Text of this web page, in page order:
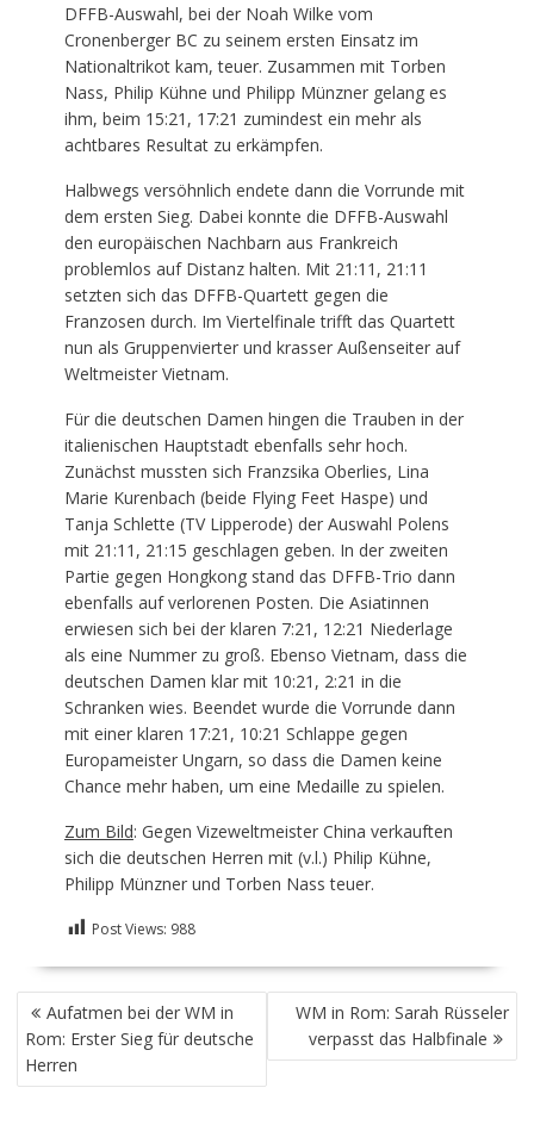
DFFB-Auswahl, bei der Noah Wilke vom
Cronenberger BC zu seinem ersten Einsatz im
Nationaltrikot kam, teuer. Zusammen mit Torben
Nass, Philip Kühne und Philipp Münzner gelang es
ihm, beim 15:21, 17:21 zumindest ein mehr als
achtbares Resultat zu erkämpfen.
Halbwegs versöhnlich endete dann die Vorrunde mit
dem ersten Sieg. Dabei konnte die DFFB-Auswahl
den europäischen Nachbarn aus Frankreich
problemlos auf Distanz halten. Mit 21:11, 21:11
setzten sich das DFFB-Quartett gegen die
Franzosen durch. Im Viertelfinale trifft das Quartett
nun als Gruppenvierter und krasser Außenseiter auf
Weltmeister Vietnam.
Für die deutschen Damen hingen die Trauben in der
italienischen Hauptstadt ebenfalls sehr hoch.
Zunächst mussten sich Franzsika Oberlies, Lina
Marie Kurenbach (beide Flying Feet Haspe) und
Tanja Schlette (TV Lipperode) der Auswahl Polens
mit 21:11, 21:15 geschlagen geben. In der zweiten
Partie gegen Hongkong stand das DFFB-Trio dann
ebenfalls auf verlorenen Posten. Die Asiatinnen
erwiesen sich bei der klaren 7:21, 12:21 Niederlage
als eine Nummer zu groß. Ebenso Vietnam, dass die
deutschen Damen klar mit 10:21, 2:21 in die
Schranken wies. Beendet wurde die Vorrunde dann
mit einer klaren 17:21, 10:21 Schlappe gegen
Europameister Ungarn, so dass die Damen keine
Chance mehr haben, um eine Medaille zu spielen.
Zum Bild: Gegen Vizeweltmeister China verkauften
sich die deutschen Herren mit (v.l.) Philip Kühne,
Philipp Münzner und Torben Nass teuer.
Post Views: 988
BEITRAGSNAVIGATION
Aufatmen bei der WM in
Rom: Erster Sieg für deutsche
Herren
WM in Rom: Sarah Rüsseler
verpasst das Halbfinale